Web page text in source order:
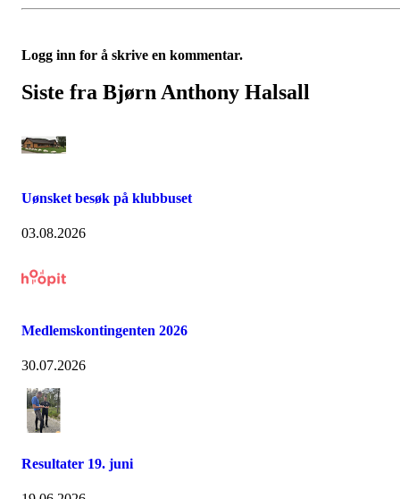
Logg inn for å skrive en kommentar.
Siste fra Bjørn Anthony Halsall
Uønsket besøk på klubbuset
03.08.2026
Medlemskontingenten 2026
30.07.2026
Resultater 19. juni